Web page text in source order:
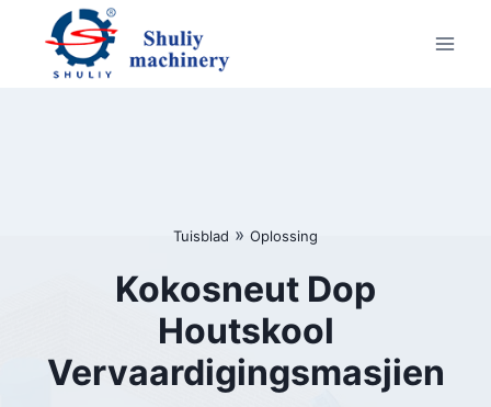
content
Tuisblad » Oplossing
Kokosneut Dop
Houtskool
Vervaardigingsmasjien